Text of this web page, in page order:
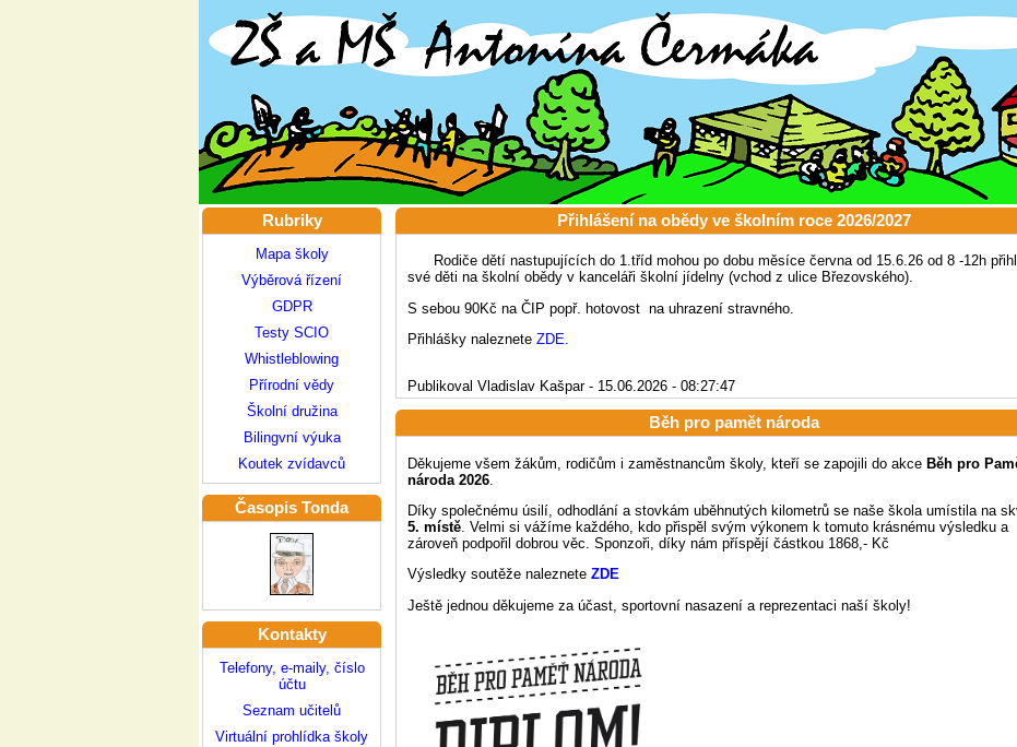
Rubriky
Mapa školy
Výběrová řízení
GDPR
Testy SCIO
Whistleblowing
Přírodní vědy
Školní družina
Bilingvní výuka
Koutek zvídavců
Časopis Tonda
Kontakty
Telefony, e-maily, číslo
účtu
Seznam učitelů
Virtuální prohlídka školy
Přihlášení na obědy ve školním roce 2026/2027
Rodiče dětí nastupujících do 1.tříd mohou po dobu měsíce června od 15.6.26 od 8 -12h
své děti na školní obědy v kanceláři školní jídelny (vchod z ulice Březovského).
S sebou 90Kč na ČIP popř. hotovost na uhrazení stravného.
Přihlášky naleznete ZDE.
Publikoval Vladislav Kašpar - 15.06.2026 - 08:27:47
Běh pro pamět národa
Děkujeme všem žákům, rodičům i zaměstnancům školy, kteří se zapojili do akce Běh pro
národa 2026
Díky společnému úsilí, odhodlání a stovkám uběhnutých kilometrů se naše škola umístila na
5. místě . Velmi si vážíme každého, kdo přispěl svým výkonem k tomuto krásnému výsledku a
zároveň podpořil dobrou věc. Sponzoři, díky nám příspějí částkou 1868,- Kč
Výsledky soutěže naleznete ZDE
Ještě jednou děkujeme za účast, sportovní nasazení a reprezentaci naší školy!